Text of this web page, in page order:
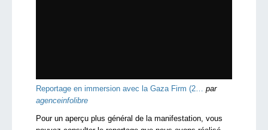
Reportage en immersion avec la Gaza Firm (2… par
agenceinfolibre
Pour un aperçu plus général de la manifestation, vous